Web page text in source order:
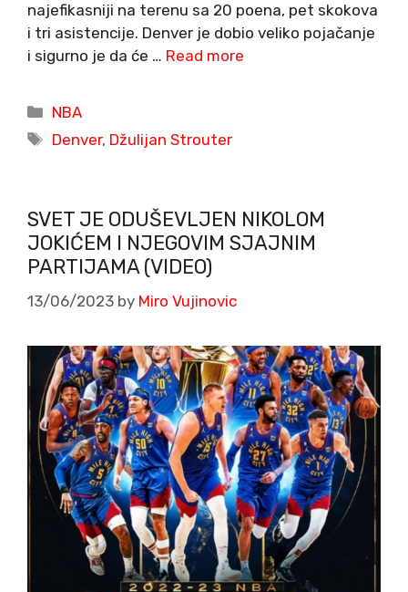
najefikasniji na terenu sa 20 poena, pet skokova
i tri asistencije. Denver je dobio veliko pojačanje
i sigurno je da će … Read more
Categories
NBA
Tags
Denver, Džulijan Strouter
SVET JE ODUŠEVLJEN NIKOLOM
JOKIĆEM I NJEGOVIM SJAJNIM
PARTIJAMA (VIDEO)
13/06/2023 by Miro Vujinovic